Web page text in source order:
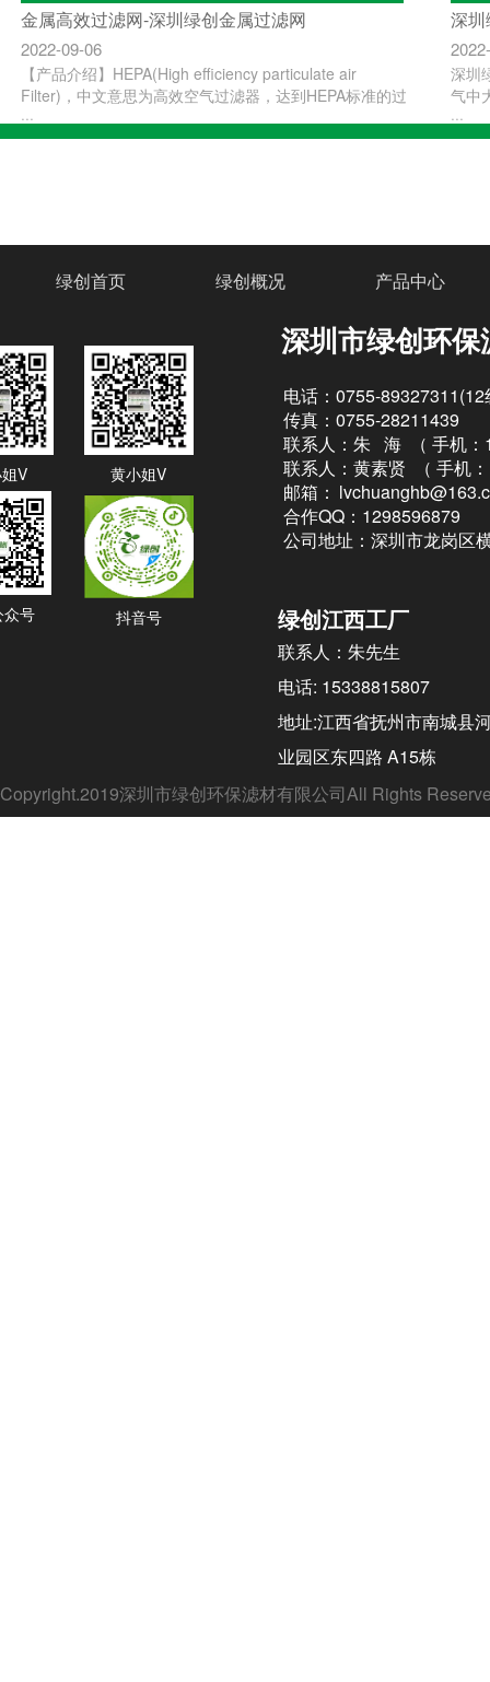
金属高效过滤网-深圳绿创金属过滤网
2022-09-06
【产品介绍】HEPA(High efficiency particulate air
Filter)，中文意思为高效空气过滤器，达到HEPA标准的过
···
深
深圳
气中
···
V
众号
深圳市绿创环
电话：0755-89327311(12
传真：0755-28211439
联系人：朱 海 （ 手机
联系人：黄素贤 （ 手机
邮箱：
合作QQ：1298596879
公司地址：深圳市龙岗区
绿创首页 绿创概况 产品中心
黄小姐V
绿创江西工厂
联系人：朱先生
电话: 15338815807
地址:江西省抚州市南城县
业园区东四路 A15栋
抖音号
Copyright.2019深圳市绿创环保滤材有限公司All Rights